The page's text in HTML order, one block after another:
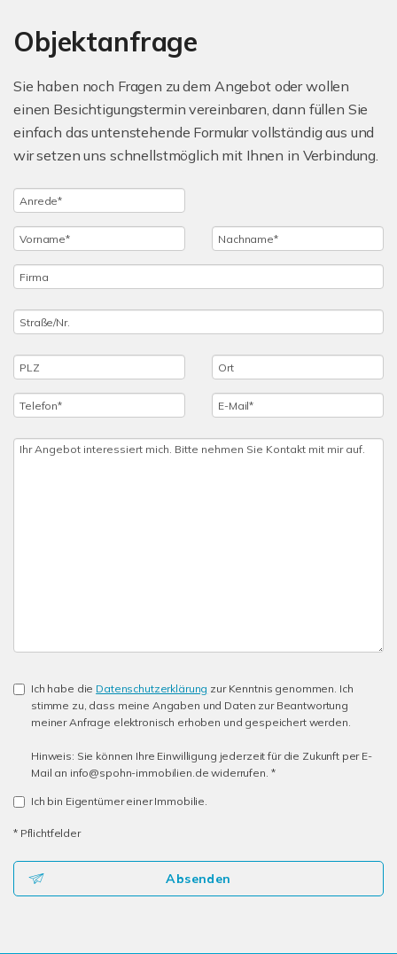
Objektanfrage
Sie haben noch Fragen zu dem Angebot oder wollen
einen Besichtigungstermin vereinbaren, dann füllen Sie
einfach das untenstehende Formular vollständig aus und
wir setzen uns schnellstmöglich mit Ihnen in Verbindung.
Ich habe die Datenschutzerklärung zur Kenntnis genommen. Ich
stimme zu, dass meine Angaben und Daten zur Beantwortung
meiner Anfrage elektronisch erhoben und gespeichert werden.
Hinweis: Sie können Ihre Einwilligung jederzeit für die Zukunft per E-
Mail an info@spohn-immobilien.de widerrufen. *
Ich bin Eigentümer einer Immobilie.
* Pflichtfelder
Absenden